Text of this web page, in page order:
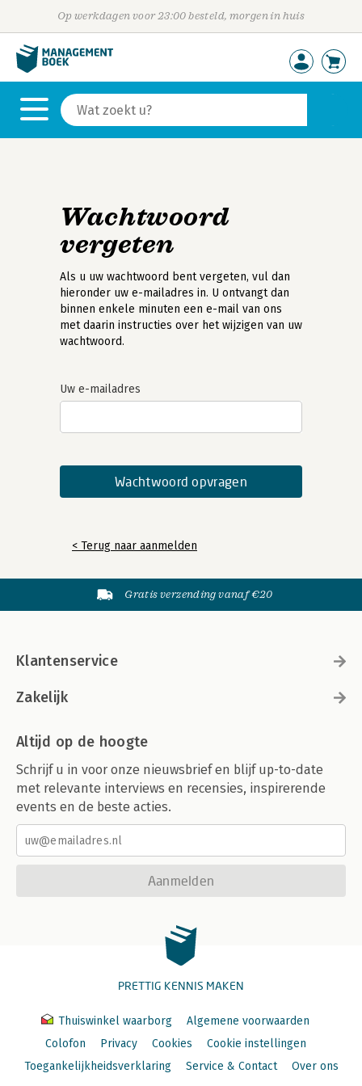
Op werkdagen voor 23:00 besteld, morgen in huis
Wachtwoord
vergeten
Als u uw wachtwoord bent vergeten, vul dan
hieronder uw e-mailadres in. U ontvangt dan
binnen enkele minuten een e-mail van ons
met daarin instructies over het wijzigen van uw
wachtwoord.
Uw e-mailadres
< Terug naar aanmelden
Gratis verzending vanaf €20
Klantenservice
Zakelijk
Altijd op de hoogte
Schrijf u in voor onze nieuwsbrief en blijf up-to-date
met relevante interviews en recensies, inspirerende
events en de beste acties.
Aanmelden
PRETTIG KENNIS MAKEN
Thuiswinkel waarborg
Algemene voorwaarden
Colofon
Privacy Cookies
Cookie instellingen
Toegankelijkheidsverklaring
Service & Contact Over ons